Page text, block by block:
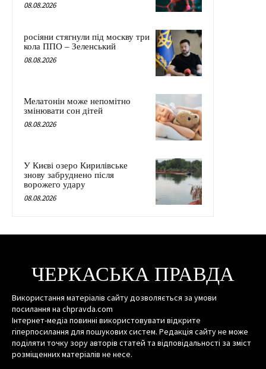
08.08.2026
росіяни стягнули під москву три
кола ППО – Зеленський
08.08.2026
Мелатонін може непомітно
змінювати сон дітей
08.08.2026
У Києві озеро Кирилівське
знову забруднено після
ворожего удару
08.08.2026
ЧЕРКАСЬКА ПРАВДА
Використання матеріалів сайту дозволяється за умови
посилання на chpravda.com
Інтернет-медіа повинні використовувати відкрите
гіперпосилання для пошукових систем. Редакція сайту не може
поділяти точку зору авторів статей та відповідальності за зміст
розміщенних матеріалів не несе.